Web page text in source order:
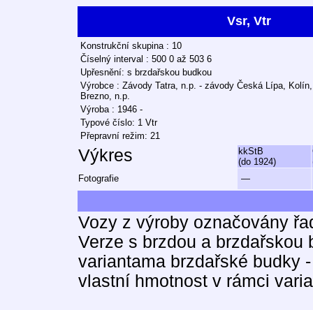
Vsr, Vtr
Konstrukční skupina : 10
Číselný interval : 500 0 až 503 6
Upřesnění: s brzdařskou budkou
Výrobce : Závody Tatra, n.p. - závody Česká Lípa,
Brezno, n.p.
Výroba : 1946 -
Typové číslo: 1 Vtr
Přepravní režim: 21
Výkres
kkStB
(do 1924)
Fotografie
—
Vozy z výroby označovány
Verze s brzdou a brzdařskou
variantama brzdařské budky
vlastní hmotnost v rámci